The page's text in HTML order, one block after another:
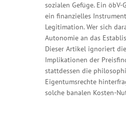
sozialen Gefüge. Ein
ein finanzielles
Legitimation. Wer sich
Autonomie an das
Dieser Artikel ignoriert
Implikationen der
stattdessen die
Eigentumsrechte
solche banalen Kosten-